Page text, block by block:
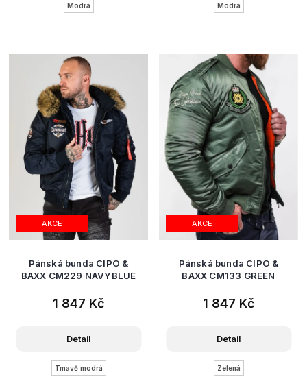
Modrá Modrá
AKCE
Pánská bunda CIPO &
BAXX CM229 NAVYBLUE
1 847 Kč
Detail
Tmavě modrá
AKCE
Pánská bunda CIPO &
BAXX CM133 GREEN
1 847 Kč
Detail
Zelená